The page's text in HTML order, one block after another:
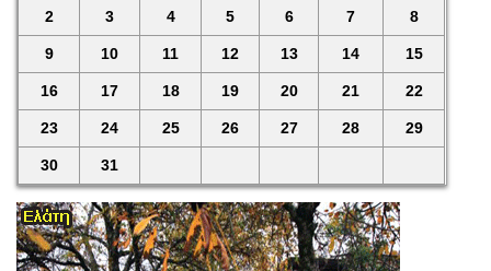
2 3 4 5 6 7 8
9 10 11 12 13 14 15
16 17 18 19 20 21 22
23 24 25 26 27 28 29
30 31